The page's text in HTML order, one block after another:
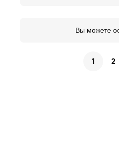
Вы можете
1 2